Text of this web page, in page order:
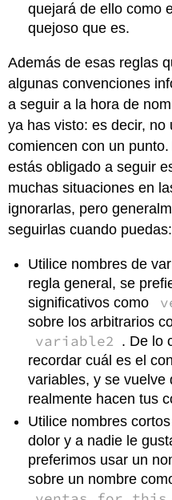
quejará de ello como
quejoso que es.
Además de esas reglas
algunas convenciones
a seguir a la hora de
ya has visto: es decir, no
comiencen con un
estás obligado a seguir
muchas situaciones en
ignorarlas, pero
seguirlas cuando puedas:
Utilice nombres de
regla general, se
significativos como
sobre los arbitrarios
variable2 . De lo
recordar cuál es el
variables, y se vuelve
realmente hacen tus
Utilice nombres
dolor y a nadie le
preferimos usar un
sobre un nombre